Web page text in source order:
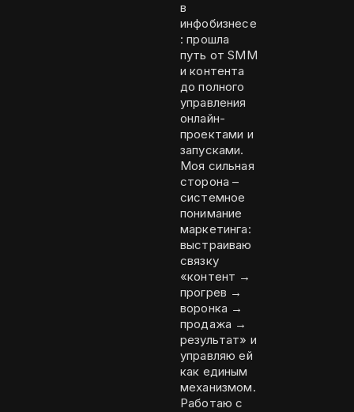
в
инфобизнесе
: прошла
путь от SMM
и контента
до полного
управления
онлайн-
проектами и
запусками.
Моя сильная
сторона –
системное
понимание
маркетинга:
выстраиваю
связку
«контент →
прогрев →
воронка →
продажа →
результат» и
управляю ей
как единым
механизмом.
Работаю с